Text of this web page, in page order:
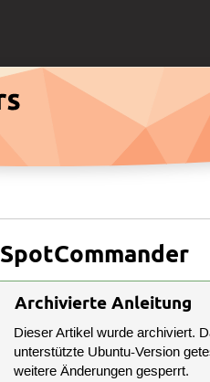
SpotCommander
Archivierte Anleitung
Dieser Artikel wurde archiviert.
unterstützte Ubuntu-Version
weitere Änderungen gesperrt.